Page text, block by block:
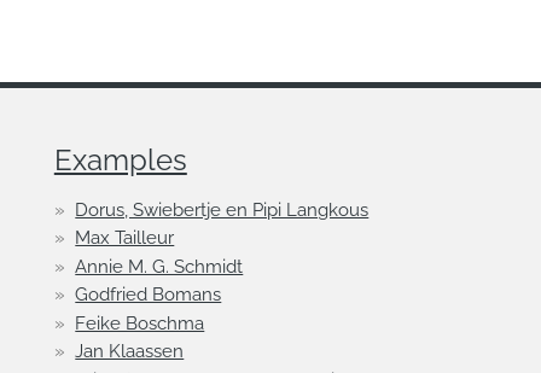
Examples
Dorus, Swiebertje en Pipi Langkous
Max Tailleur
Annie M. G. Schmidt
Godfried Bomans
Feike Boschma
Jan Klaassen